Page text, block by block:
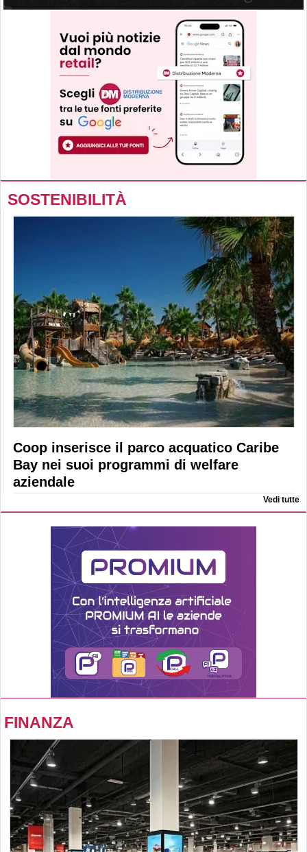
SOSTENIBILITÀ
Coop inserisce il parco acquatico Caribe
Bay nei suoi programmi di welfare
aziendale
Vedi tutte
FINANZA